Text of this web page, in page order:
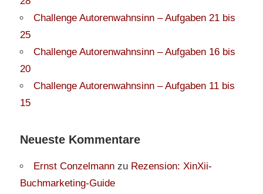
Challenge Autorenwahnsinn – Aufgaben 21 bis
25
Challenge Autorenwahnsinn – Aufgaben 16 bis
20
Challenge Autorenwahnsinn – Aufgaben 11 bis
15
Neueste Kommentare
Ernst Conzelmann zu Rezension: XinXii-
Buchmarketing-Guide